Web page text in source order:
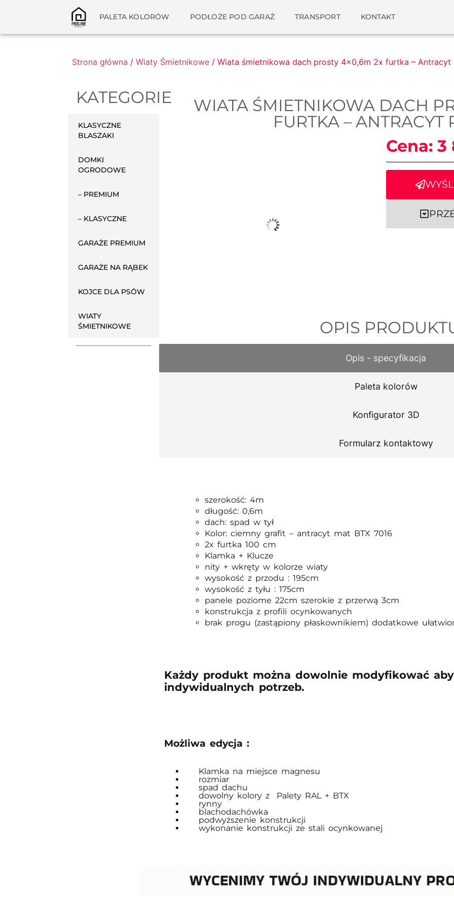
PALETA KOLORÓW PODŁOŻE POD GARAŻ TRANSPORT KONTAKT
Strona główna /Wiaty Śmietnikowe / Wiata śmietnikowa dach prosty 4×0,6m 2x furtka – Antracyt
KATEGORIE
KLASYCZNE
BLASZAKI
DOMKI
OGRODOWE
– PREMIUM
– KLASYCZNE
GARAŻE PREMIUM
GARAŻE NA RĄBEK
KOJCE DLA PSÓW
WIATY
ŚMIETNIKOWE
WIATA ŚMIETNIKOWA DACH
FURTKA – ANTRACYT
Cena: 3
OPIS
Opis - specyfikacja
Paleta kolorów
Konfigurator 3D
Formularz kontaktowy
szerokość: 4m
długość: 0,6m
dach: spad w tył
Kolor: ciemny grafit – antracyt mat BTX 7016
2x furtka 100 cm
Klamka + Klucze
nity + wkręty w kolorze wiaty
wysokość z przodu : 195cm
wysokość z tyłu : 175cm
panele poziome 22cm szerokie z przerwą 3cm
konstrukcja z profili ocynkowanych
brak progu (zastąpiony płaskownikiem) dodatkowe
Każdy produkt można dowolnie modyfikować
indywidualnych potrzeb.
Możliwa edycja :
rozmiar
rynny
wykonanie konstrukcji ze stali ocynkowanej